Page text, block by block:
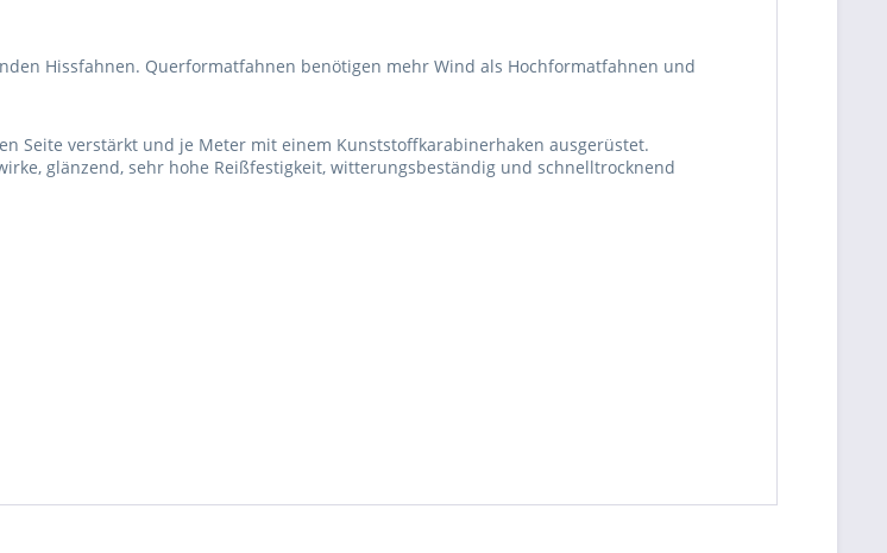
Senden
Hissfahnen. Querformatfahnen benötigen mehr Wind als Hochformatfahnen und
Seite verstärkt und je Meter mit einem Kunststoffkarabinerhaken ausgerüstet.
glänzend, sehr hohe Reißfestigkeit, witterungsbeständig und schnelltrocknend